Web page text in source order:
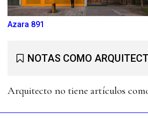
Azara 891
NOTAS COMO
Arquitecto no tiene artículos